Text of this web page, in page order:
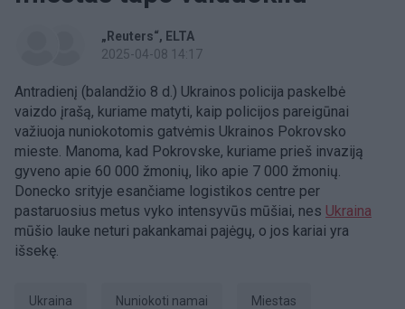
„Reuters“
ELTA
2025-04-08 14:17
Antradienį (balandžio 8 d.) Ukrainos policija paskelbė
vaizdo įrašą, kuriame matyti, kaip policijos pareigūnai
važiuoja nuniokotomis gatvėmis Ukrainos Pokrovsko
mieste. Manoma, kad Pokrovske, kuriame prieš invaziją
gyveno apie 60 000 žmonių, liko apie 7 000 žmonių.
Donecko srityje esančiame logistikos centre per
pastaruosius metus vyko intensyvūs mūšiai, nes Ukraina
mūšio lauke neturi pakankamai pajėgų, o jos kariai yra
išsekę.
Ukraina nuniokoti namai miestas